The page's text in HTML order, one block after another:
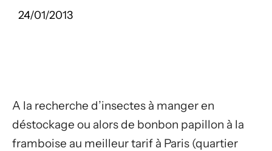
24/01/2013
A la recherche d’insectes à manger en
déstockage ou alors de bonbon papillon à la
framboise au meilleur tarif à Paris (quartier